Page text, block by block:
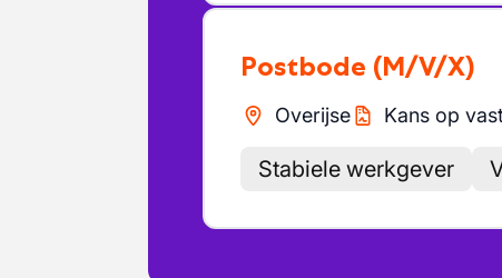
Postbode (M/V/X)
Overijse Kans op
Stabiele werkgever